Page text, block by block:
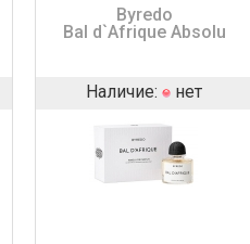
Byredo
Bal d`Afrique Absolu
Наличие: нет